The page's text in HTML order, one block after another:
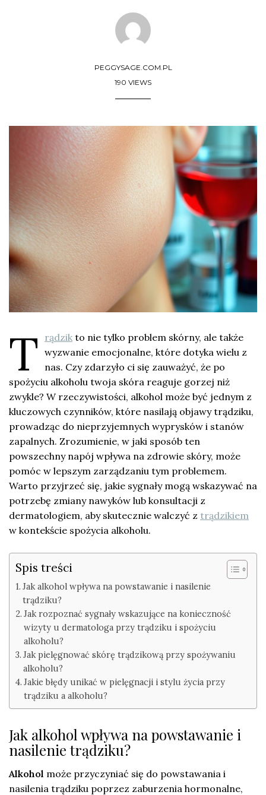
PEGGYSAGE.COM.PL
190 VIEWS
T rądzik to nie tylko problem skórny, ale także
wyzwanie emocjonalne, które dotyka wielu z
nas. Czy zdarzyło ci się zauważyć, że po
spożyciu alkoholu twoja skóra reaguje gorzej niż
zwykle? W rzeczywistości, alkohol może być jednym z
kluczowych czynników, które nasilają objawy trądziku,
prowadząc do nieprzyjemnych wyprysków i stanów
zapalnych. Zrozumienie, w jaki sposób ten
powszechny napój wpływa na zdrowie skóry, może
pomóc w lepszym zarządzaniu tym problemem.
Warto przyjrzeć się, jakie sygnały mogą wskazywać na
potrzebę zmiany nawyków lub konsultacji z
dermatologiem, aby skutecznie walczyć z trądzikiem
w kontekście spożycia alkoholu.
Spis treści
Jak alkohol wpływa na powstawanie i nasilenie
trądziku?
Jak rozpoznać sygnały wskazujące na konieczność
wizyty u dermatologa przy trądziku i spożyciu
alkoholu?
Jak pielęgnować skórę trądzikową przy spożywaniu
alkoholu?
Jakie błędy unikać w pielęgnacji i stylu życia przy
trądziku a alkoholu?
Jak alkohol wpływa na powstawanie i
nasilenie trądziku?
Alkohol może przyczyniać się do powstawania i
nasilenia trądziku poprzez zaburzenia hormonalne,